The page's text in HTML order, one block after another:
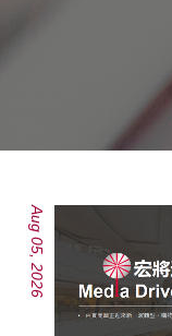
Aug 05, 2026